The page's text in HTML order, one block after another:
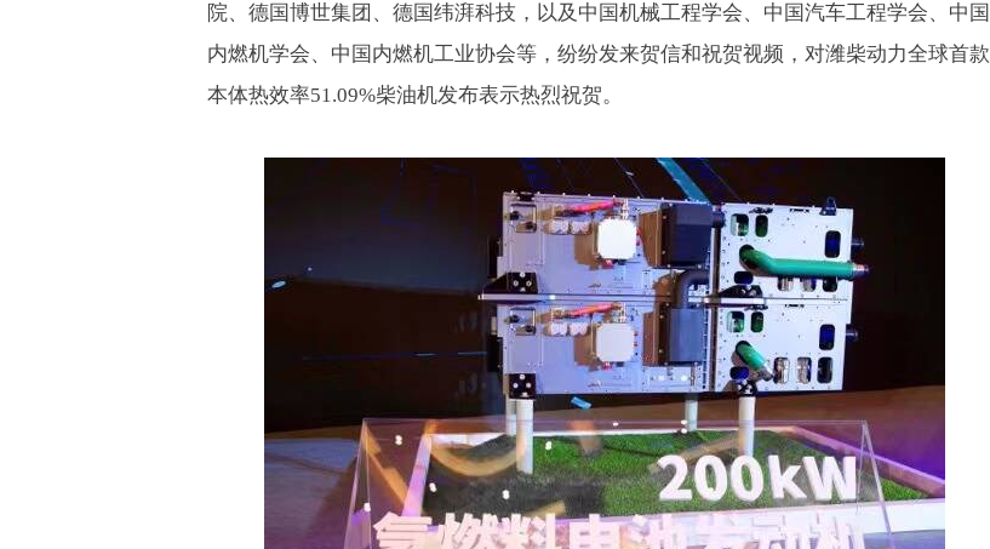
院、德国博世集团、德国纬湃科技，以及中国机械工程学会、中国汽车工程学会、中国
内燃机学会、中国内燃机工业协会等，纷纷发来贺信和祝贺视频，对潍柴动力全球首款
本体热效率51.09%柴油机发布表示热烈祝贺。